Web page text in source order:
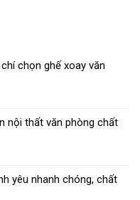
chọn ghế xoay văn
nội thất văn phòng chất
yêu nhanh chóng, chất